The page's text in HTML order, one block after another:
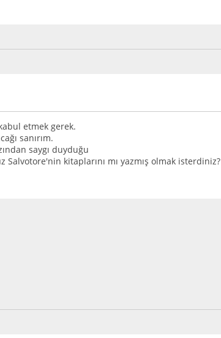
etmek gerek.
sanırım.
saygı duyduğu
kitaplarını mı yazmış olmak isterdiniz?